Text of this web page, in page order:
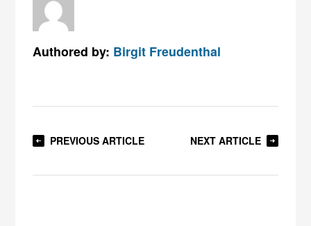
Authored by: Birgit Freudenthal
PREVIOUS ARTICLE NEXT ARTICLE